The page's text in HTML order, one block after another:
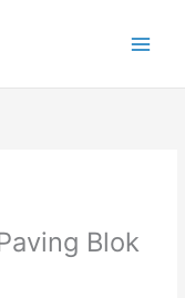
Blok